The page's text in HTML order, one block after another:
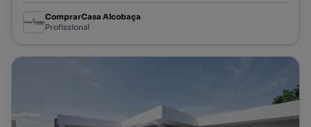
ComprarCasa Alcobaça
Profissional